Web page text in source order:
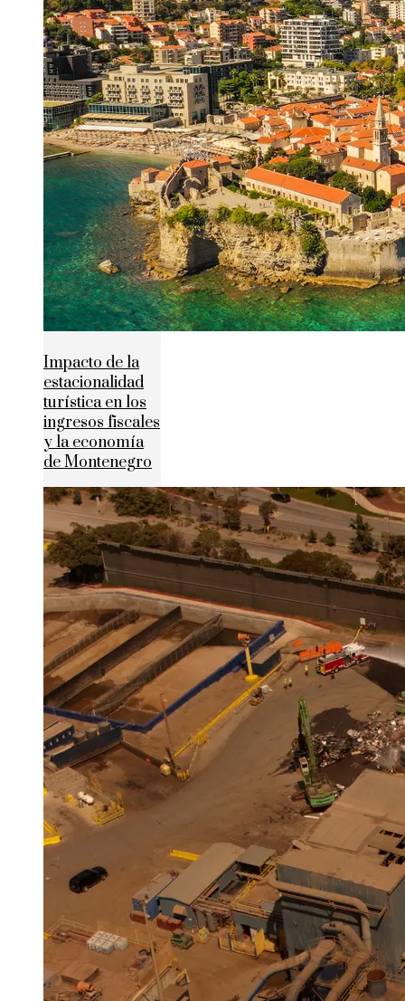
Impacto de la
estacionalidad
turística en los
ingresos fiscales
y la economía
de Montenegro